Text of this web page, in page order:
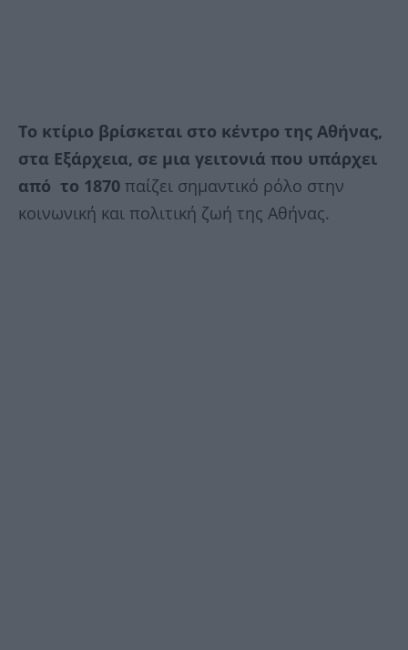
Tο κτίριο βρίσκεται στο κέντρο της Αθήνας,
στα Εξάρχεια, σε μια γειτονιά που υπάρχει
από το 1870 παίζει σημαντικό ρόλο στην
κοινωνική και πολιτική ζωή της Αθήνας.